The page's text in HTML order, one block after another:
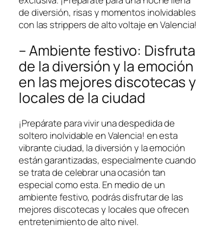
de diversión, risas ‍y momentos inolvidables
con las ‍strippers‌ de alto voltaje en Valencia!
– Ambiente festivo: Disfruta
de la diversión y la emoción
en las mejores⁣ discotecas y
locales de la ciudad
¡Prepárate para vivir ‍una despedida⁣ de
soltero inolvidable en Valencia! en esta‌
vibrante ciudad, ⁢la diversión y la emoción
están garantizadas, especialmente cuando
se trata de celebrar ⁢una ocasión tan
especial como esta. En medio de un
ambiente festivo, podrás disfrutar de las‌
mejores discotecas y locales que ofrecen
entretenimiento de alto nivel.